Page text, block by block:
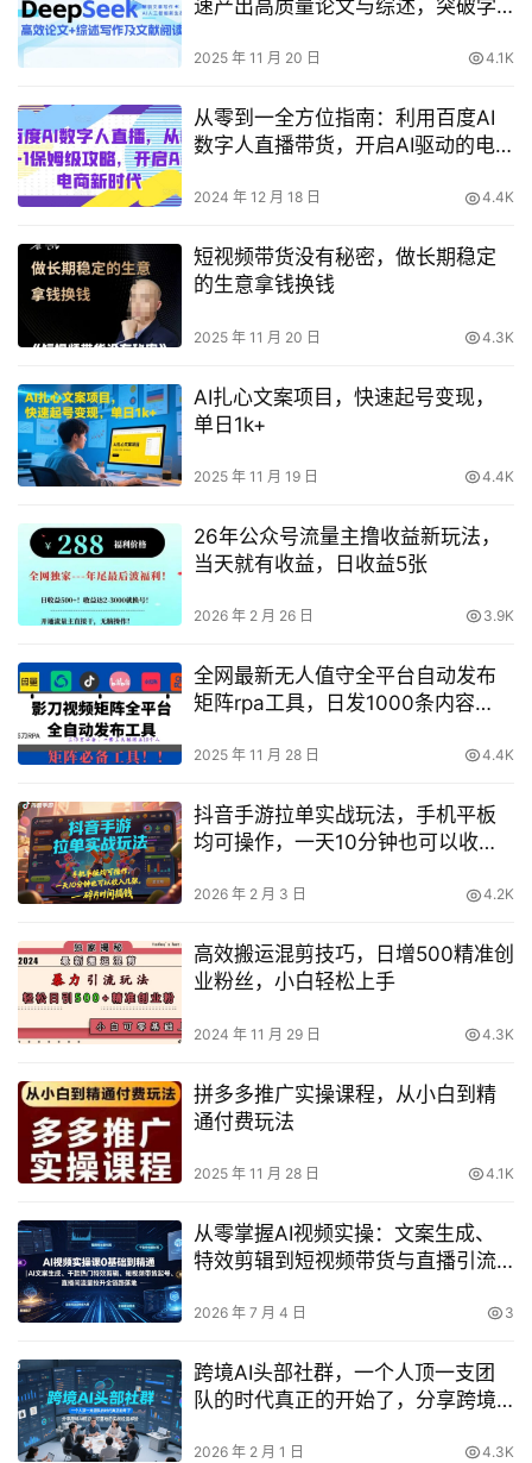
速产出高质量论文与综述，突破学
2025 年 11 月 20 日 4.1K
从零到一全方位指南：利用百度AI
数字人直播带货，开启AI驱动的电
2024 年 12 月 18 日 4.4K
短视频带货没有秘密，做长期稳定
的生意拿钱换钱
2025 年 11 月 20 日 4.3K
AI扎心文案项目，快速起号变现，
单日1k+
2025 年 11 月 19 日 4.4K
26年公众号流量主撸收益新玩法，
当天就有收益，日收益5张
2026 年 2 月 26 日 3.9K
全网最新无人值守全平台自动发布
矩阵rpa工具，日发1000条内容
2025 年 11 月 28 日 4.4K
抖音手游拉单实战玩法，手机平板
均可操作，一天10分钟也可以收入
2026 年 2 月 3 日 4.2K
高效搬运混剪技巧，日增500精准创
业粉丝，小白轻松上手
2024 年 11 月 29 日 4.3K
拼多多推广实操课程，从小白到精
通付费玩法
2025 年 11 月 28 日 4.1K
从零掌握AI视频实操：文案生成、
特效剪辑到短视频带货与直播引流
2026 年 7 月 4 日 3
跨境AI头部社群，一个人顶一支团
队的时代真正的开始了，分享跨境
2026 年 2 月 1 日 4.3K